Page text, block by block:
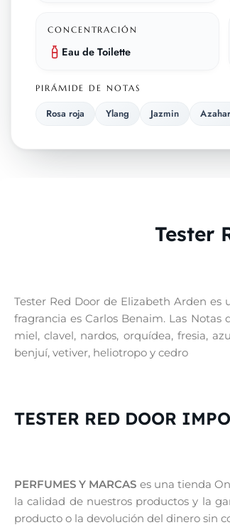
CONCENTRACIÓN
Eau de Toilette
PIRÁMIDE DE NOTAS
Rosa roja Ylang Jazmin Azahar
Tester
Tester Red Door de Elizabeth Arden es
fragrancia es Carlos Benaim. Las Notas
miel, clavel, nardos, orquídea, fresia,
benjuí, vetiver, heliotropo y cedro
TESTER RED DOOR
PERFUMES Y MARCAS es una tienda
la calidad de nuestros productos y la
producto o la devolución del dinero sin